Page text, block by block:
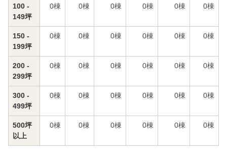
100 -
149坪
0棟 0棟 0棟 0棟 0棟 0棟
150 -
199坪
0棟 0棟 0棟 0棟 0棟 0棟
200 -
299坪
0棟 0棟 0棟 0棟 0棟 0棟
300 -
499坪
0棟 0棟 0棟 0棟 0棟 0棟
500坪
以上
0棟 0棟 0棟 0棟 0棟 0棟